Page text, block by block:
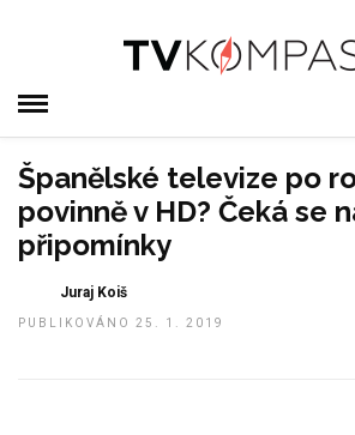
Španělské televize po
povinně v HD? Čeká se
připomínky
Juraj Koiš
PUBLIKOVÁNO 25. 1. 2019